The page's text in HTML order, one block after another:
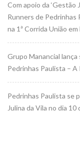
Com apoio da
Runners de
na 1ª Corrida União
Grupo Manancial
Pedrinhas Paulista – A
Pedrinhas Paulista se
Julina da Vila no dia 10